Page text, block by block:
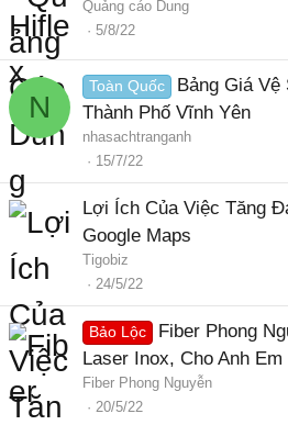
Quảng cáo Dung
5/8/22
N
Toàn Quốc
Bảng Giá Vệ
Thành Phố Vĩnh Yên
nhasachtranganh
15/7/22
Lợi Ích Của Việc Tăng
Google Maps
Tigobiz
24/5/22
Bảo Lộc
Fiber Phong
Laser Inox, Cho Anh
Fiber Phong Nguyễn
20/5/22